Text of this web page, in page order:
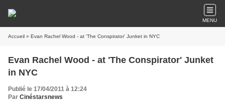
MENU
Accueil » Evan Rachel Wood - at 'The Conspirator' Junket in NYC
Evan Rachel Wood - at 'The Conspirator' Junket
in NYC
Publié le 17/04/2011 à 12:24
Par Cinéstarsnews